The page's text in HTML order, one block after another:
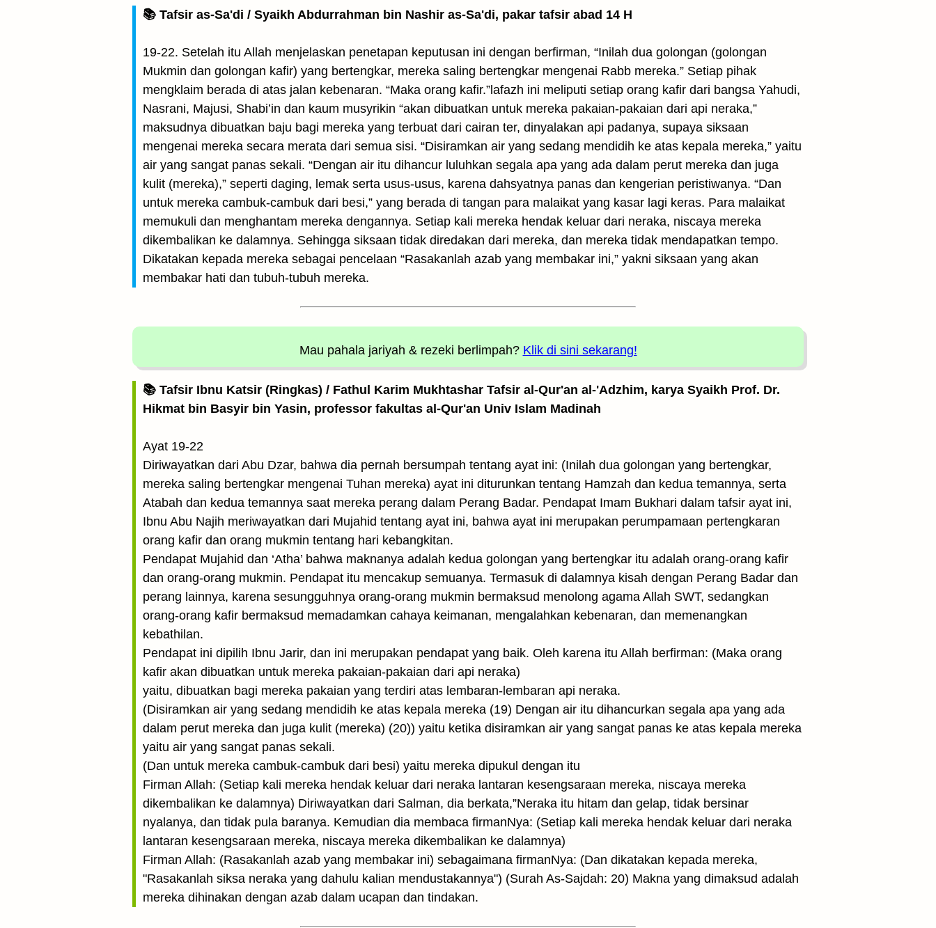
📚 Tafsir as-Sa'di / Syaikh Abdurrahman bin Nashir as-Sa'di, pakar tafsir abad 14 H
19-22. Setelah itu Allah menjelaskan penetapan keputusan ini dengan berfirman, “Inilah dua golongan (golongan
Mukmin dan golongan kafir) yang bertengkar, mereka saling bertengkar mengenai Rabb mereka.” Setiap pihak
mengklaim berada di atas jalan kebenaran. “Maka orang kafir.”lafazh ini meliputi setiap orang kafir dari bangsa Yahudi,
Nasrani, Majusi, Shabi’in dan kaum musyrikin “akan dibuatkan untuk mereka pakaian-pakaian dari api neraka,”
maksudnya dibuatkan baju bagi mereka yang terbuat dari cairan ter, dinyalakan api padanya, supaya siksaan
mengenai mereka secara merata dari semua sisi. “Disiramkan air yang sedang mendidih ke atas kepala mereka,” yaitu
air yang sangat panas sekali. “Dengan air itu dihancur luluhkan segala apa yang ada dalam perut mereka dan juga
kulit (mereka),” seperti daging, lemak serta usus-usus, karena dahsyatnya panas dan kengerian peristiwanya. “Dan
untuk mereka cambuk-cambuk dari besi,” yang berada di tangan para malaikat yang kasar lagi keras. Para malaikat
memukuli dan menghantam mereka dengannya. Setiap kali mereka hendak keluar dari neraka, niscaya mereka
dikembalikan ke dalamnya. Sehingga siksaan tidak diredakan dari mereka, dan mereka tidak mendapatkan tempo.
Dikatakan kepada mereka sebagai pencelaan “Rasakanlah azab yang membakar ini,” yakni siksaan yang akan
membakar hati dan tubuh-tubuh mereka.
Mau pahala jariyah & rezeki berlimpah? Klik di sini sekarang!
📚 Tafsir Ibnu Katsir (Ringkas) / Fathul Karim Mukhtashar Tafsir al-Qur'an al-'Adzhim, karya Syaikh Prof. Dr.
Hikmat bin Basyir bin Yasin, professor fakultas al-Qur'an Univ Islam Madinah
Ayat 19-22
Diriwayatkan dari Abu Dzar, bahwa dia pernah bersumpah tentang ayat ini: (Inilah dua golongan yang bertengkar,
mereka saling bertengkar mengenai Tuhan mereka) ayat ini diturunkan tentang Hamzah dan kedua temannya, serta
Atabah dan kedua temannya saat mereka perang dalam Perang Badar. Pendapat Imam Bukhari dalam tafsir ayat ini,
Ibnu Abu Najih meriwayatkan dari Mujahid tentang ayat ini, bahwa ayat ini merupakan perumpamaan pertengkaran
orang kafir dan orang mukmin tentang hari kebangkitan.
Pendapat Mujahid dan ‘Atha’ bahwa maknanya adalah kedua golongan yang bertengkar itu adalah orang-orang kafir
dan orang-orang mukmin. Pendapat itu mencakup semuanya. Termasuk di dalamnya kisah dengan Perang Badar dan
perang lainnya, karena sesungguh­nya orang-orang mukmin bermaksud menolong agama Allah SWT, sedangkan
orang-orang kafir bermaksud memadamkan cahaya keimanan, mengalahkan kebenaran, dan memenangkan
kebathilan.
Pendapat ini dipilih Ibnu Jarir, dan ini merupakan pendapat yang baik. Oleh karena itu Allah berfirman: (Maka orang
kafir akan dibuatkan untuk mereka pakaian-pakaian dari api neraka)
yaitu, dibuatkan bagi mereka pakaian yang terdiri atas lembaran-lembaran api neraka.
(Disiramkan air yang sedang mendidih ke atas kepala mereka (19) Dengan air itu dihancurkan segala apa yang ada
dalam perut mereka dan juga kulit (mereka) (20)) yaitu ketika disiramkan air yang sangat panas ke atas kepala mereka
yaitu air yang sangat panas sekali.
(Dan untuk mereka cambuk-cambuk dari besi) yaitu mereka dipukul dengan itu
Firman Allah: (Setiap kali mereka hendak keluar dari neraka lantaran kesengsaraan mereka, niscaya mereka
dikembalikan ke dalamnya) Diriwayatkan dari Salman, dia berkata,”Neraka itu hitam dan gelap, tidak bersinar
nyalanya, dan tidak pula baranya. Kemudian dia membaca firmanNya: (Setiap kali mereka hendak keluar dari neraka
lantaran kesengsaraan mereka, niscaya mereka dikembalikan ke dalamnya)
Firman Allah: (Rasakanlah azab yang membakar ini) sebagaimana firmanNya: (Dan dikatakan kepada mereka,
"Rasakanlah siksa neraka yang dahulu kalian mendustakannya") (Surah As-Sajdah: 20) Makna yang dimaksud adalah
mereka dihinakan dengan azab dalam ucapan dan tindakan.